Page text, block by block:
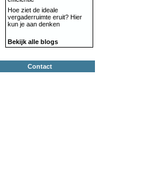
Hoe ziet de ideale
vergaderruimte eruit? Hier
kun je aan denken
Bekijk alle blogs
Contact